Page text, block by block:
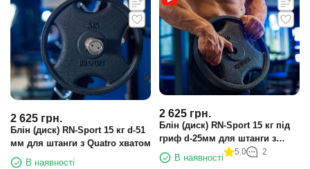
2 625 грн.
Блін (диск) RN-Sport 15 кг d-51
мм для штанги з Quatro хватом
В наявності
2 625 грн.
Блін (диск) RN-Sport 15 кг під
гриф d-25мм для штанги з
Quatro хватом
В наявності
5.0 2